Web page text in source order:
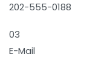
202-555-0188
03
E-Mail